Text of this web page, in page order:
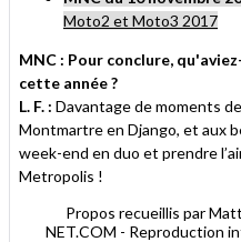
Moto2 et Moto3 2017
MNC : Pour conclure,
cette année ?
L. F. : Davantage de moments
Montmartre en Django, et aux
week-end en duo et prendre
Metropolis !
Propos recueillis par
NET.COM - Reproduction